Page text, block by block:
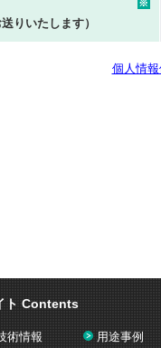
※
りいたします）
個人情報
ト Contents
術情報 用途事例